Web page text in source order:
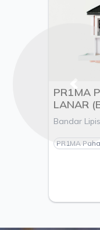
PR1MA
LANAR
KUALA
LIPIS,
Bandar
PR1MA